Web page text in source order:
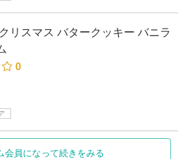
リスマス バタークッキー バニラ
0
会員になって続きをみる